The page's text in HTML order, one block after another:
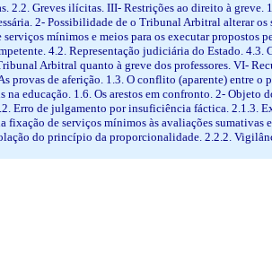
2.2. Greves ilícitas. III- Restrições ao direito à greve.
2- Possibilidade de o Tribunal Arbitral alterar
mínimos e meios para os executar propostos
4.2. Representação judiciária do Estado. 4.3.
Arbitral quanto à greve dos professores. VI-
provas de aferição. 1.3. O conflito (aparente) entre o
educação. 1.6. Os arestos em confronto. 2- Objeto
Erro de julgamento por insuficiência fáctica. 2.1.3.
de serviços mínimos às avaliações sumativas
do princípio da proporcionalidade. 2.2.2.